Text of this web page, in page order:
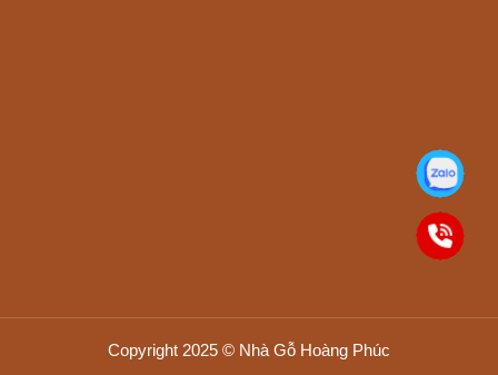
Copyright 2025 © Nhà Gỗ Hoàng Phúc